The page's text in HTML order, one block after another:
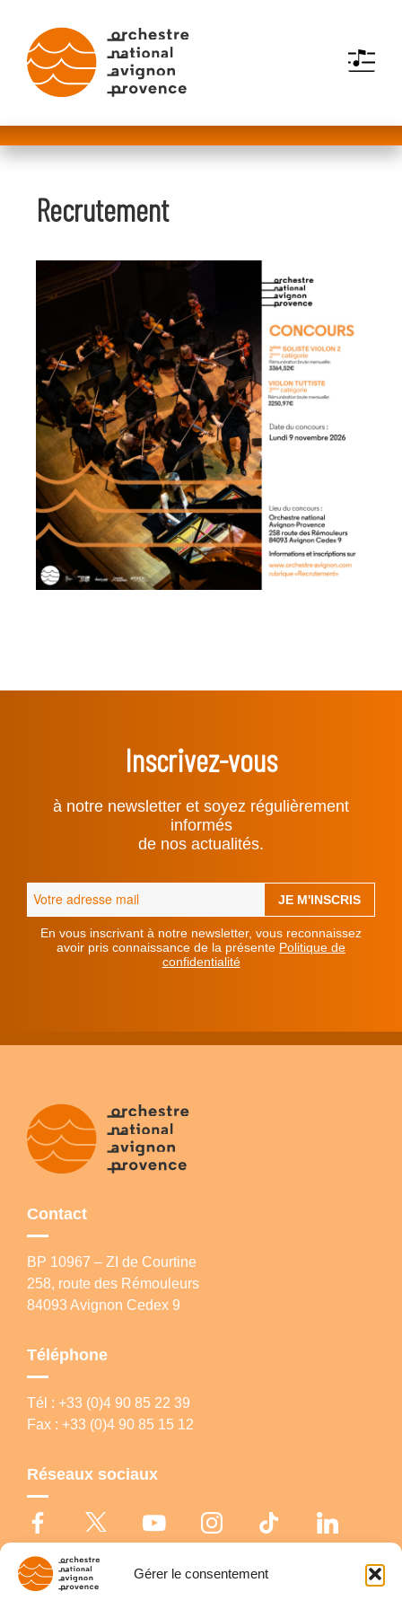
Gérer le consentement
MENU
Recrutement
Inscrivez-vous
à notre newsletter et soyez régulièrement
informés
de nos actualités.
En vous inscrivant à notre newsletter, vous reconnaissez
avoir pris connaissance de la présente Politique de
confidentialité
Contact
BP 10967 – ZI de Courtine
258, route des Rémouleurs
84093 Avignon Cedex 9
Téléphone
Tél : +33 (0)4 90 85 22 39
Fax : +33 (0)4 90 85 15 12
Réseaux sociaux
© Copyright 2026 Orchestre national Avignon-Provence |
Politique de